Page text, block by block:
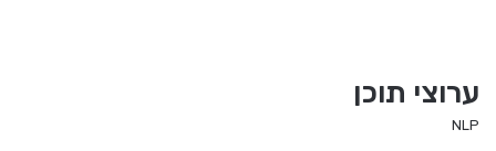
ערוצי תוכן
NLP